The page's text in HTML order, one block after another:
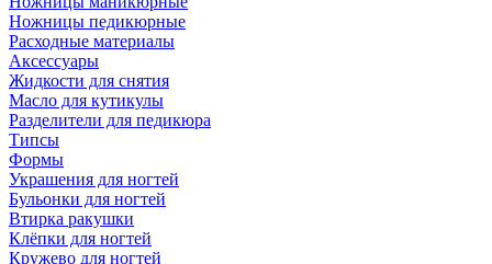
Ножницы педикюрные
Расходные материалы
Аксессуары
Жидкости для снятия
Масло для кутикулы
Разделители для педикюра
Типсы
Формы
Украшения для ногтей
Бульонки для ногтей
Втирка ракушки
Клёпки для ногтей
Кружево для ногтей